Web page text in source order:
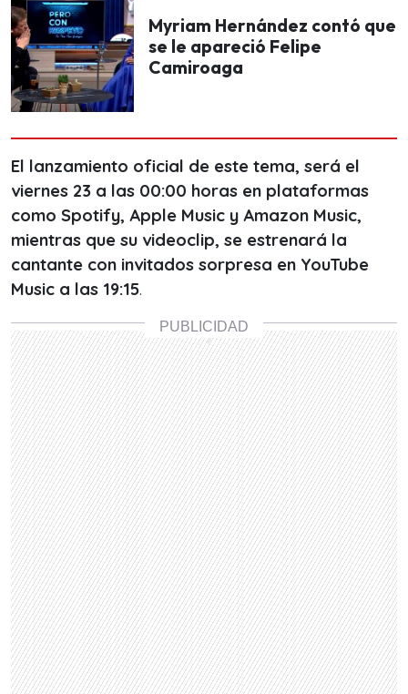
Myriam Hernández contó que
se le apareció Felipe
Camiroaga
El lanzamiento oficial de este tema, será el
viernes 23 a las 00:00 horas en plataformas
como Spotify, Apple Music y Amazon Music,
mientras que su videoclip, se estrenará la
cantante con invitados sorpresa en YouTube
Music a las 19:15.